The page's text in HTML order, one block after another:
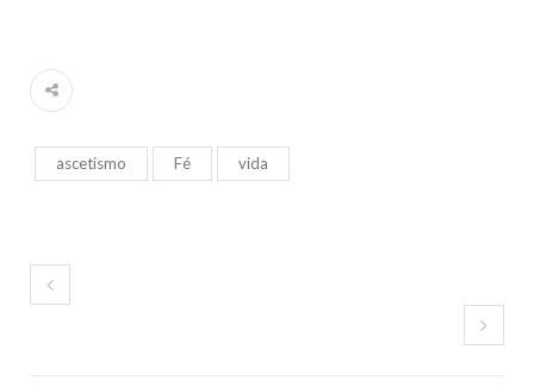
ascetismo Fé vida